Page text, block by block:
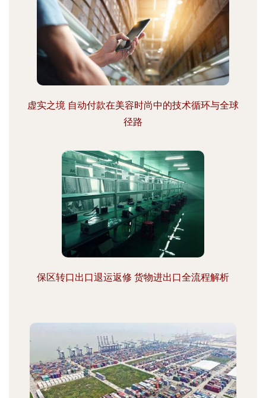
虚实之境 自动付款在美容时尚中的技术循环与全球
径路
保区转口出口退运返修 货物进出口全流程解析